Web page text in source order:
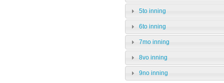
5to inning
6to inning
7mo inning
8vo inning
9no inning